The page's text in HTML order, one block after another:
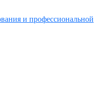
и профессиональной